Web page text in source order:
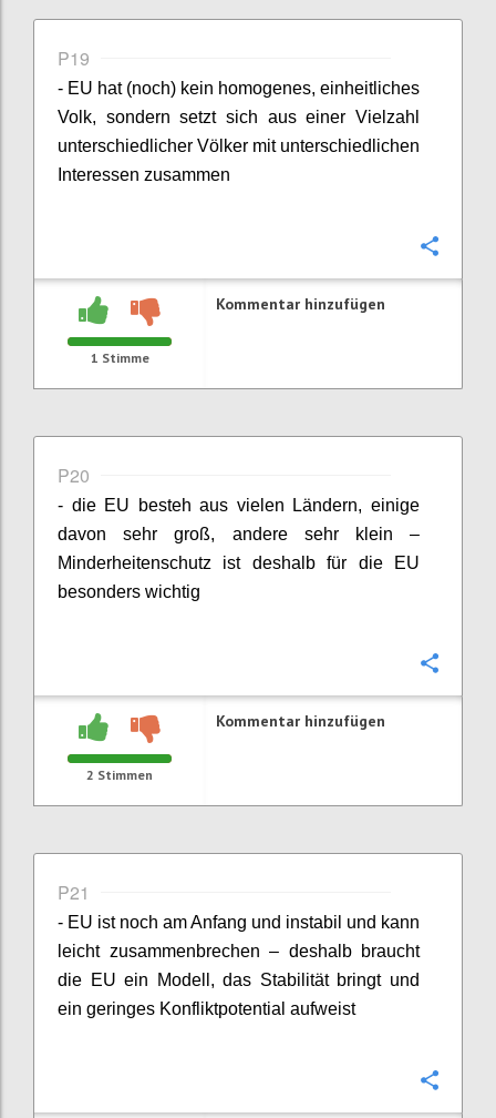
P19
- EU hat (noch) kein homogenes, einheitliches
Volk, sondern setzt sich aus einer Vielzahl
unterschiedlicher Völker mit unterschiedlichen
Interessen zusammen
1 Stimme
Kommentar hinzufügen
P20
- die EU besteh aus vielen Ländern, einige
davon sehr groß, andere sehr klein –
Minderheitenschutz ist deshalb für die EU
besonders wichtig
2 Stimmen
Kommentar hinzufügen
P21
- EU ist noch am Anfang und instabil und kann
leicht zusammenbrechen – deshalb braucht
die EU ein Modell, das Stabilität bringt und
ein geringes Konfliktpotential aufweist